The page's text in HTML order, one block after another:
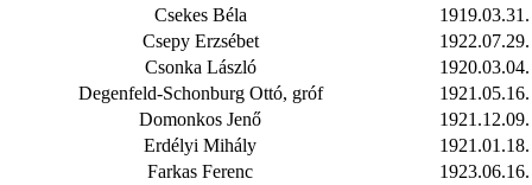
Csekes Béla
1919.03.31.
Csepy Erzsébet
1922.07.29.
Csonka László
1920.03.04.
Degenfeld-Schonburg Ottó, gróf
1921.05.16.
Domonkos Jenő
1921.12.09.
Erdélyi Mihály
1921.01.18.
Farkas Ferenc
1923.06.16.